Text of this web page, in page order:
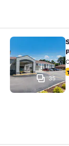
Sleep
35